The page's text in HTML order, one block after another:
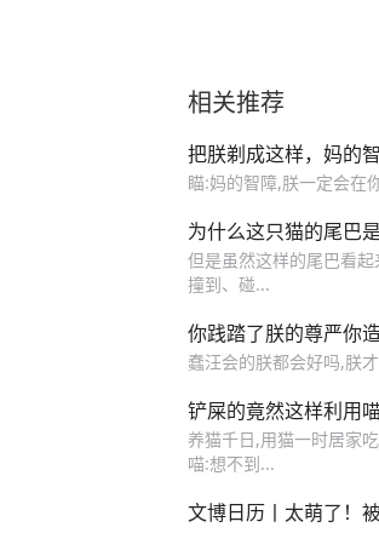
相关推荐
把朕剃成这样，妈的智
瞄:妈的智障,朕一定会在
为什么这只猫的尾巴
但是虽然这样的尾巴看
撞到、碰...
你践踏了朕的尊严你造
蠢汪会的朕都会好吗,朕
铲屎的竟然这样利用
养猫千日,用猫一时居家
喵:想不到...
文博日历丨太萌了！